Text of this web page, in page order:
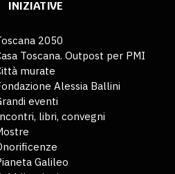
INIZIATIVE
2050
Toscana. Outpost per PMI
murate
Alessia Ballini
eventi
libri, convegni
Galileo